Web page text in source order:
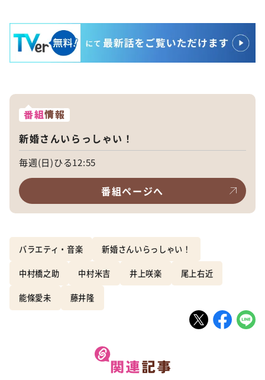
番組情報
新婚さんいらっしゃい！
毎週(日)ひる12:55
番組ページへ
バラエティ・音楽 新婚さんいらっしゃい！
中村橋之助 中村米吉 井上咲楽 尾上右近
能條愛未 藤井隆